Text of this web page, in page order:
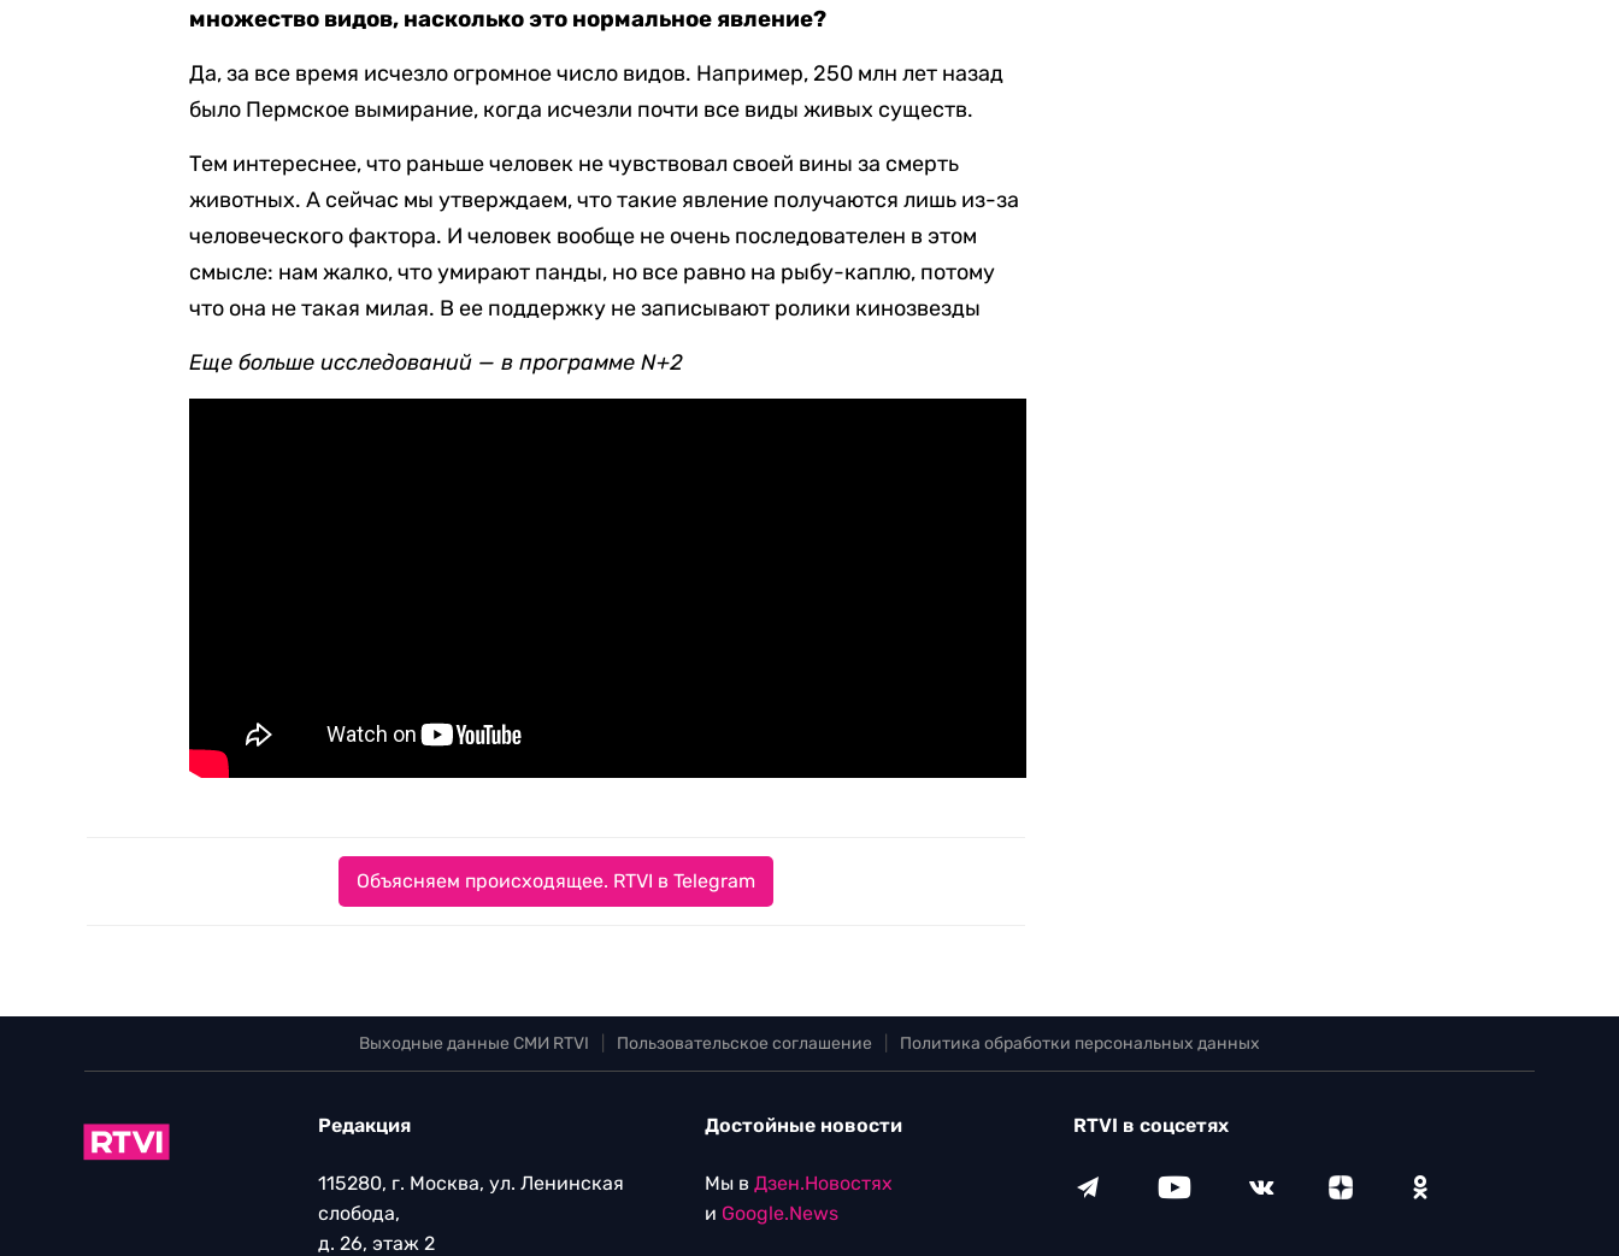
множество видов, насколько это нормальное явление?
Да, за все время исчезло огромное число видов. Например, 250 млн лет назад
было Пермское вымирание, когда исчезли почти все виды живых существ.
Тем интереснее, что раньше человек не чувствовал своей вины за смерть
животных. А сейчас мы утверждаем, что такие явление получаются лишь из-за
человеческого фактора. И человек вообще не очень последователен в этом
смысле: нам жалко, что умирают панды, но все равно на рыбу-каплю, потому
что она не такая милая. В ее поддержку не записывают ролики кинозвезды
Еще больше исследований — в программе N+2
Объясняем происходящее. RTVI в Telegram
Выходные данные СМИ RTVI Пользовательское соглашение Политика обработки персональных данных
Редакция
115280, г. Москва, ул. Ленинская
слобода,
д. 26, этаж 2
Достойные новости
Мы в Дзен.Новостях
и Google.News
RTVI в соцсетях